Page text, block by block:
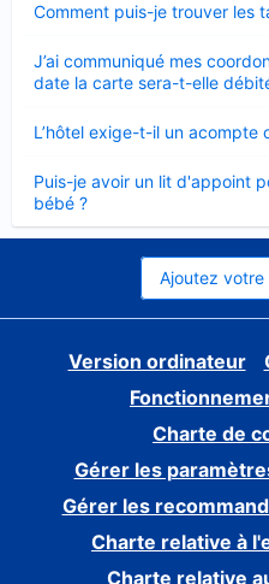
Comment puis-je trouver les
fermé
J’ai communiqué mes
date la carte sera-t-elle
fermé
L’hôtel exige-t-il un acompte
fermé
Puis-je avoir un lit d'appoint
bébé ?
fermé
Ajoutez
Version ordinateur
Charte de
Gérer les
Gérer les
Charte relative à
Charte relative